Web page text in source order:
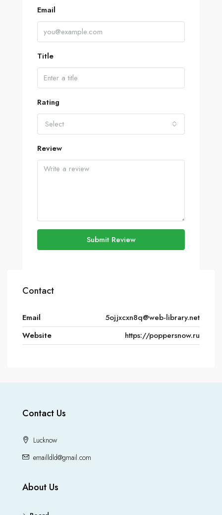
Email
Title
Rating
Select
Review
Submit Review
Contact
Email
5ojjxcxn8q@web-library.net
Website
https://poppersnow.ru
Contact Us
Lucknow
emailldld@gmail.com
About Us